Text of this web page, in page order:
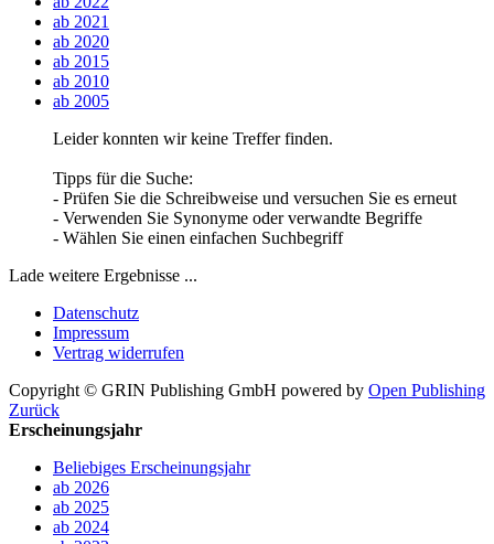
ab 2021
ab 2020
ab 2015
ab 2010
ab 2005
Leider konnten wir keine Treffer finden.
Tipps für die Suche:
- Prüfen Sie die Schreibweise und versuchen Sie es erneut
- Verwenden Sie Synonyme oder verwandte Begriffe
- Wählen Sie einen einfachen Suchbegriff
Lade weitere Ergebnisse ...
Datenschutz
Impressum
Vertrag widerrufen
Copyright © GRIN Publishing GmbH powered by Open Publishing
Zurück
Erscheinungsjahr
Beliebiges Erscheinungsjahr
ab 2026
ab 2025
ab 2024